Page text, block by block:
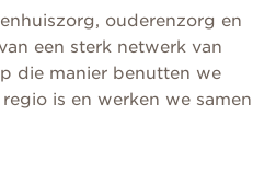
ouderenzorg en
een sterk netwerk van
die manier benutten we
is en werken we samen